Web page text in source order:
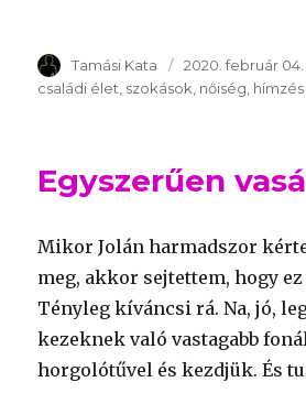
Szerző
Tamási Kata Publikálva
2020. február 04.
családi élet szokások nőiség hímzés
Egyszerűen
Mikor Jolán harmadszor
meg, akkor sejtettem, hogy
Tényleg kíváncsi rá. Na, jó,
kezeknek való vastagabb
horgolótűvel és kezdjük. És